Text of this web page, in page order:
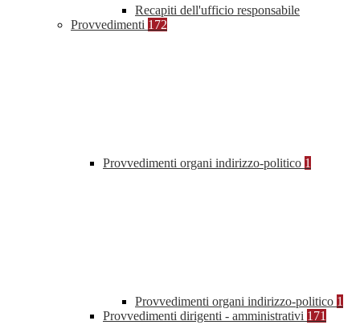
Recapiti dell'ufficio responsabile
Provvedimenti 172
Provvedimenti organi indirizzo-politico 1
Provvedimenti organi indirizzo-politico 1
Provvedimenti dirigenti - amministrativi 171